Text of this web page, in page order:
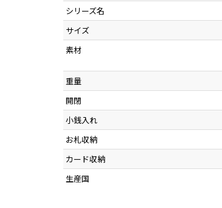
シリーズ名
サイズ
素材
重量
開閉
小銭入れ
お札収納
カード収納
生産国